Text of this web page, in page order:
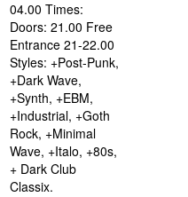
04.00 Times:
Doors: 21.00 Free
Entrance 21-22.00
Styles: +Post-Punk,
+Dark Wave,
+Synth, +EBM,
+Industrial, +Goth
Rock, +Minimal
Wave, +Italo, +80s,
+ Dark Club
Classix.